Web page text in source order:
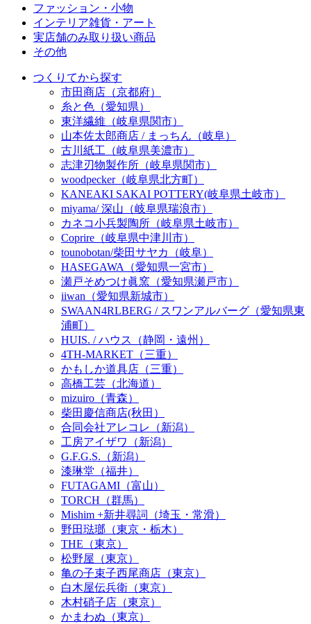
ファッション・小物
インテリア雑貨・アート
実店舗のみ取り扱い商品
その他
つくりてから探す
市田商店（京都府）
糸と色（愛知県）
東洋繊維（岐阜県関市）
山本佐太郎商店 / まっちん（岐阜）
古川紙工（岐阜県美濃市）
志津刃物製作所（岐阜県関市）
woodpecker（岐阜県北方町）
KANEAKI SAKAI POTTERY(岐阜県土岐市）
miyama/ 深山（岐阜県瑞浪市）
カネコ小兵製陶所（岐阜県土岐市）
Coprire（岐阜県中津川市）
tounobotan/柴田サヤカ（岐阜）
HASEGAWA（愛知県一宮市）
瀬戸そめつけ眞窯（愛知県瀬戸市）
iiwan（愛知県新城市）
SWAAN4RLBERG / スワンアルバーグ（愛知県東
浦町）
HUIS. / ハウス（静岡・遠州）
4TH-MARKET（三重）
かもしか道具店（三重）
高橋工芸（北海道）
mizuiro（青森）
柴田慶信商店(秋田）
合同会社アレコレ（新潟）
工房アイザワ（新潟）
G.F.G.S.（新潟）
漆琳堂（福井）
FUTAGAMI（富山）
TORCH（群馬）
Mishim +新井尋詞（埼玉・常滑）
野田琺瑯（東京・栃木）
THE（東京）
松野屋（東京）
亀の子束子西尾商店（東京）
白木屋伝兵衛（東京）
木村硝子店（東京）
かまわぬ（東京）